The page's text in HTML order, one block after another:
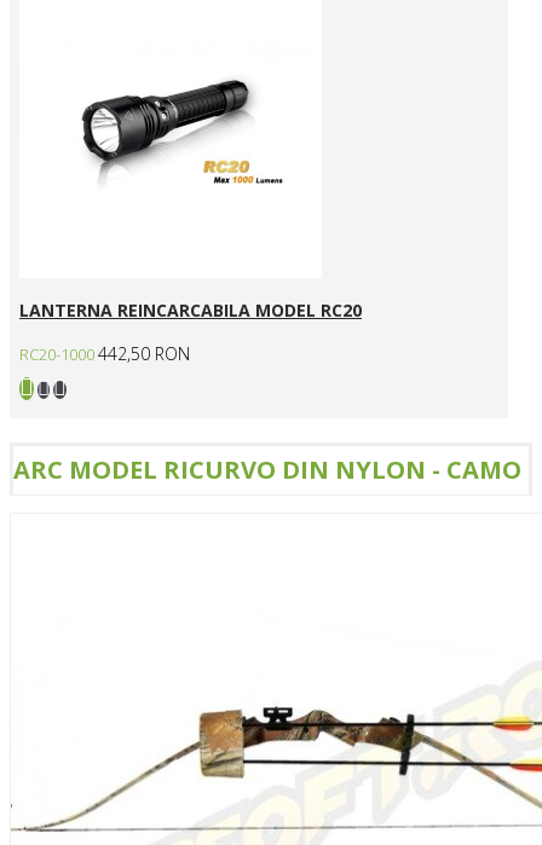
LANTERNA REINCARCABILA MODEL RC20
RC20-1000442,50 RON
ARC MODEL RICURVO DIN NYLON - CAMO